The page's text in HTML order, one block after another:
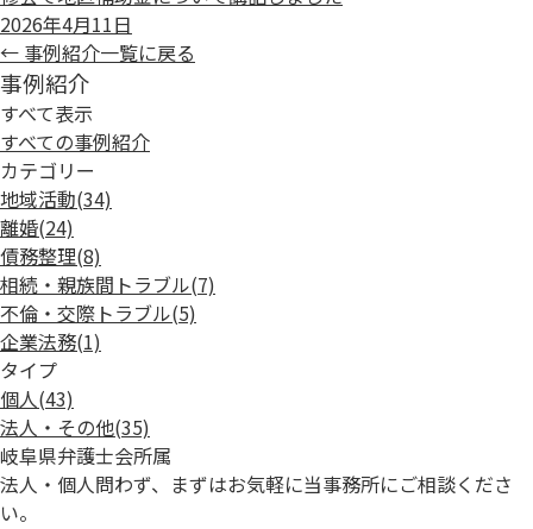
2026年4月11日
← 事例紹介一覧に戻る
事例紹介
すべて表示
すべての事例紹介
カテゴリー
地域活動(34)
離婚(24)
債務整理(8)
相続・親族間トラブル(7)
不倫・交際トラブル(5)
企業法務(1)
タイプ
個人(43)
法人・その他(35)
岐阜県弁護士会所属
法人・個人問わず、まずはお気軽に当事務所にご相談くださ
い。